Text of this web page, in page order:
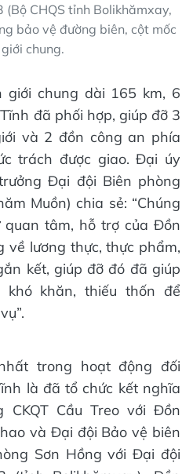
CHQS tỉnh Bolikhămxay,
bảo vệ đường biên, cột mốc
chung.
giới chung dài 165 km, 6
đã phối hợp, giúp đỡ 3
và 2 đồn công an phía
trách được giao. Đại úy
Đại đội Biên phòng
Muồn) chia sẻ: “Chúng
tâm, hỗ trợ của Đồn
về lương thực, thực phẩm,
kết, giúp đỡ đó đã giúp
khó khăn, thiếu thốn để
trong hoạt động đối
là đã tổ chức kết nghĩa
CKQT Cầu Treo với Đồn
và Đại đội Bảo vệ biên
Sơn Hồng với Đại đội